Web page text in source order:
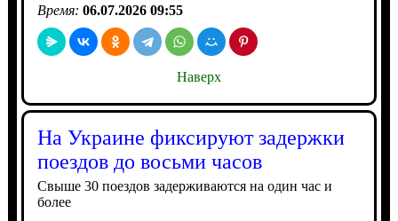
Время: 06.07.2026 09:55
Наверх
На Украине фиксируют задержки
поездов до восьми часов
Свыше 30 поездов задерживаются на один час и
более